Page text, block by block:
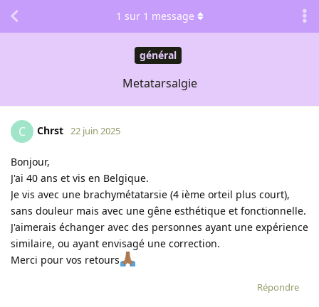
général
Metatarsalgie
1 sur 1 message
C Chrst 22 juin 2025
Bonjour,
J'ai 40 ans et vis en Belgique.
Je vis avec une brachymétatarsie (4 ième orteil plus court),
sans douleur mais avec une gêne esthétique et fonctionnelle.
J'aimerais échanger avec des personnes ayant une expérience
similaire, ou ayant envisagé une correction.
Merci pour vos retours
Répondre